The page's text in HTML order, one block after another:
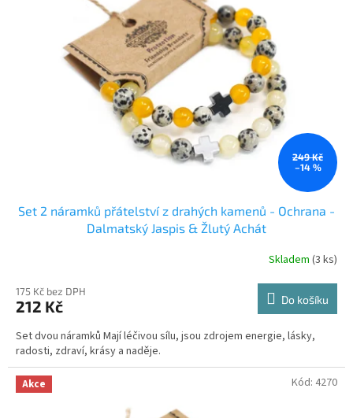
249 Kč
–14 %
Set 2 náramků přátelství z drahých kamenů - Ochrana -
Dalmatský Jaspis & Žlutý Achát
Skladem (3 ks)
175 Kč bez DPH
212 Kč Do košíku
Set dvou náramků Mají léčivou sílu, jsou zdrojem energie, lásky,
radosti, zdraví, krásy a naděje.
Akce Kód: 4270